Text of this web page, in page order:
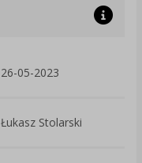
26-05-2023
Łukasz Stolarski